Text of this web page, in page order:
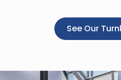
See Our